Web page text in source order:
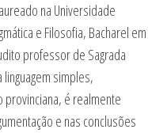
na Universidade
e Filosofia, Bacharel em
professor de Sagrada
linguagem simples,
é realmente
e nas conclusões